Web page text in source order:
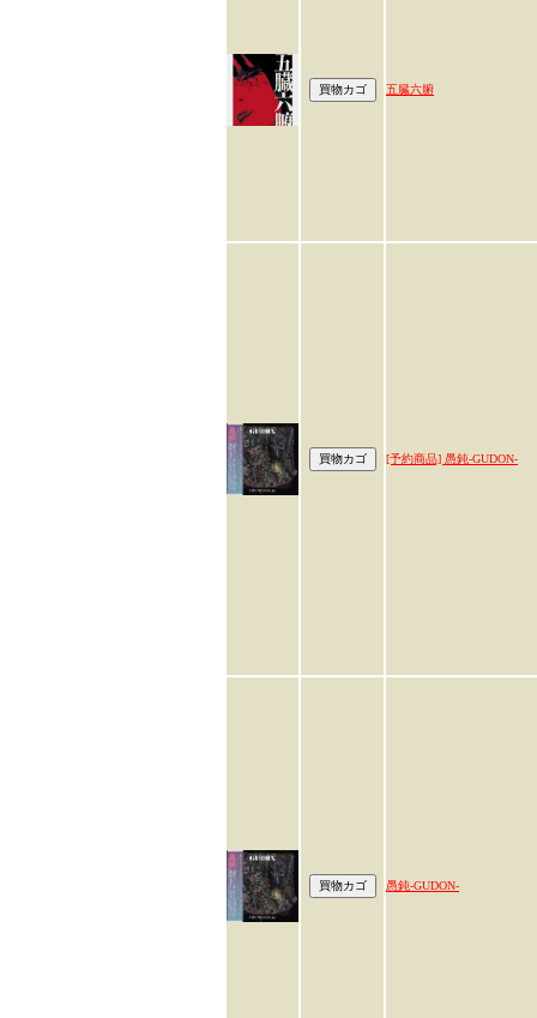
五臓六腑
[予約商品] 愚鈍-GUDON-
愚鈍-GUDON-